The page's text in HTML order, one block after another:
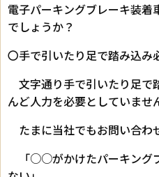
電子パーキングブレーキ装着
でしょうか？
〇手で引いたり足で踏み込み
文字通り手で引いたり足で
んど人力を必要としていませ
たまに当社でもお問い合わ
「○○がかけたパーキング